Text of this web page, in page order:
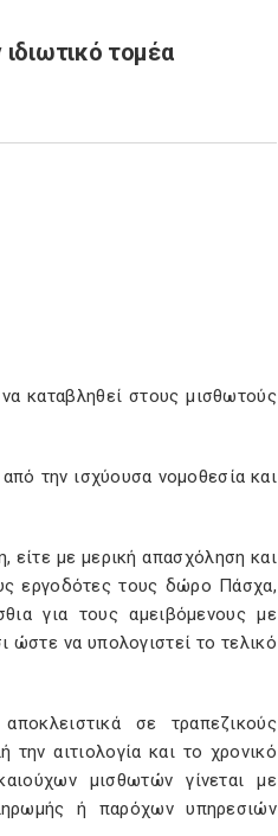
τομέα
καταβληθεί στους μισθωτούς
την ισχύουσα νομοθεσία και
είτε με μερική απασχόληση και
εργοδότες τους δώρο Πάσχα,
για τους αμειβόμενους με
ώστε να υπολογιστεί το τελικό
σε τραπεζικούς
αιτιολογία και το χρονικό
μισθωτών γίνεται με
ή παρόχων υπηρεσιών